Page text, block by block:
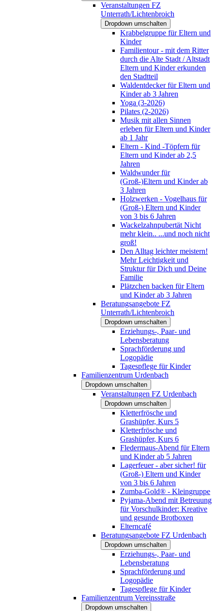
Veranstaltungen FZ
Unterrath/Lichtenbroich
Dropdown umschalten
Krabbelgruppe für Eltern und
Kinder
Familientour - mit dem Ritter
durch die Alte Stadt / Altstadt
Eltern und Kinder erkunden
den Stadtteil
Waldentdecker für Eltern und
Kinder ab 3 Jahren
Yoga (3-2026)
Pilates (2-2026)
Musik mit allen Sinnen
erleben für Eltern und Kinder
ab 1 Jahr
Eltern - Kind -Töpfern für
Eltern und Kinder ab 2,5
Jahren
Waldwunder für
(Groß-)Eltern und Kinder ab
3 Jahren
Holzwerken - Vogelhaus für
(Groß-) Eltern und Kinder
von 3 bis 6 Jahren
Wackelzahnpubertät Nicht
mehr klein.. ...und noch nicht
groß!
Den Alltag leichter meistern!
Mehr Leichtigkeit und
Struktur für Dich und Deine
Familie
Plätzchen backen für Eltern
und Kinder ab 3 Jahren
Beratungsangebote FZ
Unterrath/Lichtenbroich
Dropdown umschalten
Erziehungs-, Paar- und
Lebensberatung
Sprachförderung und
Logopädie
Tagespflege für Kinder
Familienzentrum Urdenbach
Dropdown umschalten
Veranstaltungen FZ Urdenbach
Dropdown umschalten
Kletterfrösche und
Grashüpfer, Kurs 5
Kletterfrösche und
Grashüpfer, Kurs 6
Fledermaus-Abend für Eltern
und Kinder ab 5 Jahren
Lagerfeuer - aber sicher! für
(Groß-) Eltern und Kinder
von 3 bis 6 Jahren
Zumba-Gold® - Kleingruppe
Pyjama-Abend mit Betreuung
für Vorschulkinder: Kreative
und gesunde Brotboxen
Elterncafé
Beratungsangebote FZ Urdenbach
Dropdown umschalten
Erziehungs-, Paar- und
Lebensberatung
Sprachförderung und
Logopädie
Tagespflege für Kinder
Familienzentrum Vereinsstraße
Dropdown umschalten